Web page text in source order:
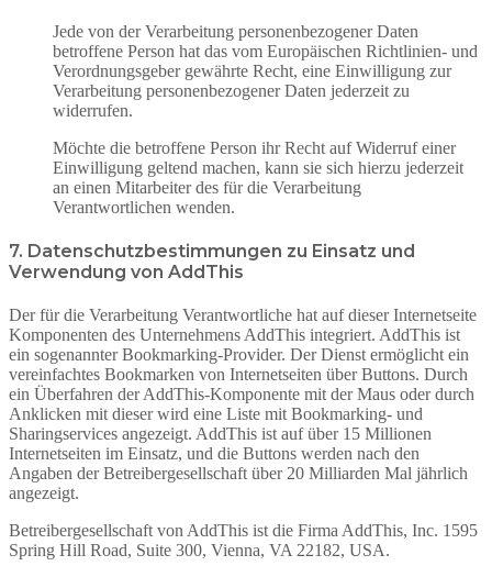
Jede von der Verarbeitung personenbezogener Daten
betroffene Person hat das vom Europäischen Richtlinien- und
Verordnungsgeber gewährte Recht, eine Einwilligung zur
Verarbeitung personenbezogener Daten jederzeit zu
widerrufen.
Möchte die betroffene Person ihr Recht auf Widerruf einer
Einwilligung geltend machen, kann sie sich hierzu jederzeit
an einen Mitarbeiter des für die Verarbeitung
Verantwortlichen wenden.
7. Datenschutzbestimmungen zu Einsatz und
Verwendung von AddThis
Der für die Verarbeitung Verantwortliche hat auf dieser Internetseite
Komponenten des Unternehmens AddThis integriert. AddThis ist
ein sogenannter Bookmarking-Provider. Der Dienst ermöglicht ein
vereinfachtes Bookmarken von Internetseiten über Buttons. Durch
ein Überfahren der AddThis-Komponente mit der Maus oder durch
Anklicken mit dieser wird eine Liste mit Bookmarking- und
Sharingservices angezeigt. AddThis ist auf über 15 Millionen
Internetseiten im Einsatz, und die Buttons werden nach den
Angaben der Betreibergesellschaft über 20 Milliarden Mal jährlich
angezeigt.
Betreibergesellschaft von AddThis ist die Firma AddThis, Inc. 1595
Spring Hill Road, Suite 300, Vienna, VA 22182, USA.